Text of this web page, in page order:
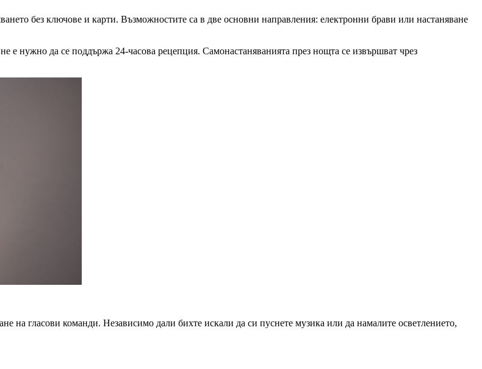
без ключове и карти. Възможностите са в две основни направления: електронни брави или настаняване
е нужно да се поддържа 24-часова рецепция. Самонастаняванията през нощта се извършват чрез
на гласови команди. Независимо дали бихте искали да си пуснете музика или да намалите осветлението,